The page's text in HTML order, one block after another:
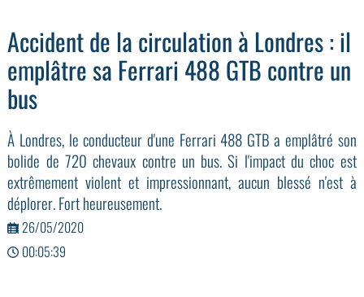
Accident de la circulation à Londres : il
emplâtre sa Ferrari 488 GTB contre un
bus
À Londres, le conducteur d'une Ferrari 488 GTB a emplâtré son
bolide de 720 chevaux contre un bus. Si l'impact du choc est
extrêmement violent et impressionnant, aucun blessé n'est à
déplorer. Fort heureusement.
26/05/2020
00:05:39